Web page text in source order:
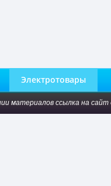
Электротовары
материалов ссылка на сайт